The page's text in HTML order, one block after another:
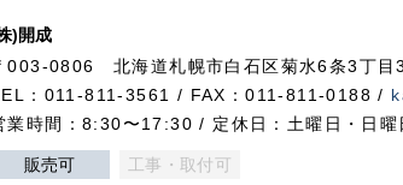
)開成
003-0806 北海道札幌市白石区菊水6条3丁目
：011-811-3561 / FAX：011-811-0188 /
業時間：8:30〜17:30 / 定休日：土曜日・日曜
販売可 工事・取付可